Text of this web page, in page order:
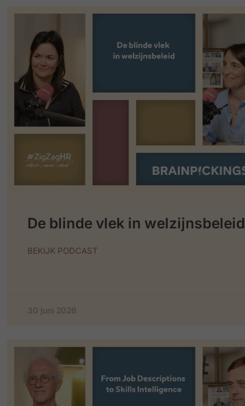
De blinde vlek in welzijnsbeleid
BEKIJK PODCAST
30 juni 2026